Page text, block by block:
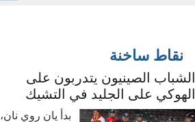
نقاط ساخنة
الشباب الصينيون يتدربون على
الهوكي على الجليد في التشيك
بدأ يان روي نان،